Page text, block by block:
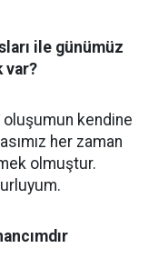
ile günümüz
var?
kendine
her zaman
olmuştur.